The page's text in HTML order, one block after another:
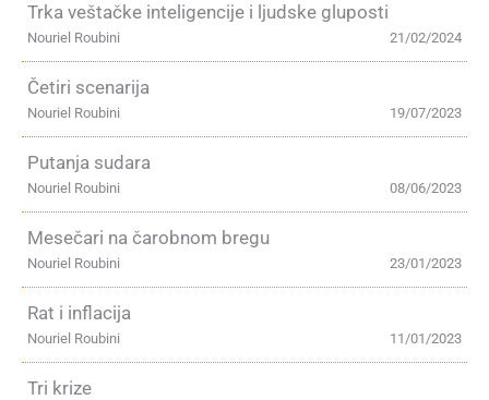
Trka veštačke inteligencije i ljudske gluposti
21/02/2024
Nouriel Roubini
Četiri scenarija
19/07/2023
Nouriel Roubini
Putanja sudara
08/06/2023
Nouriel Roubini
Mesečari na čarobnom bregu
23/01/2023
Nouriel Roubini
Rat i inflacija
11/01/2023
Nouriel Roubini
Tri krize